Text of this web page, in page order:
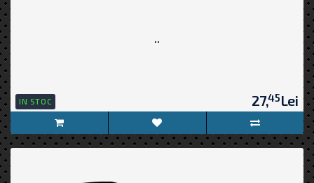
..
IN STOC 27,45Lei